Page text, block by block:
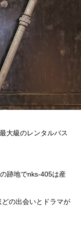
大級のレンタルバス
跡地でnks-405は産
の出会いとドラマが